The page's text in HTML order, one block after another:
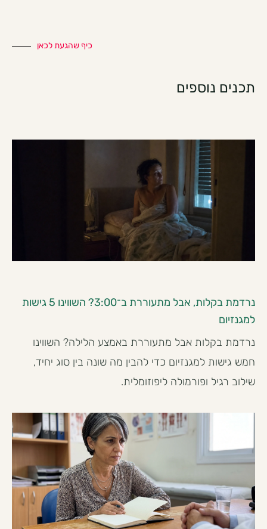
כיף שהגעת לכאן
תכנים נוספים
נרדמת בקלות, אבל מתעוררת ב־3:00? השווינו 5 גישות
למגנזיום
נרדמת בקלות אבל מתעוררת באמצע הלילה? השווינו
חמש גישות למגנזיום כדי להבין מה שונה בין סוג יחיד,
שילוב רגיל ופורמולה ליפוזומלית.